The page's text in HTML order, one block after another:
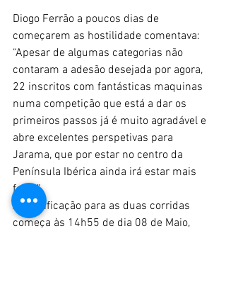
Diogo Ferrão a poucos dias de
começarem as hostilidade comentava:
“Apesar de algumas categorias não
contaram a adesão desejada por agora,
22 inscritos com fantásticas maquinas
numa competição que está a dar os
primeiros passos já é muito agradável e
abre excelentes perspetivas para
Jarama, que por estar no centro da
Península Ibérica ainda irá estar mais
forte.”
A qualificação para as duas corridas
começa às 14h55 de dia 08 de Maio,